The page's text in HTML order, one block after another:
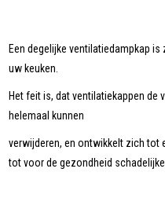
Een degelijke ventilatiedampkap
uw keuken.
Het feit is, dat ventilatiekappen
helemaal kunnen
verwijderen, en ontwikkelt zich tot
tot voor de gezondheid